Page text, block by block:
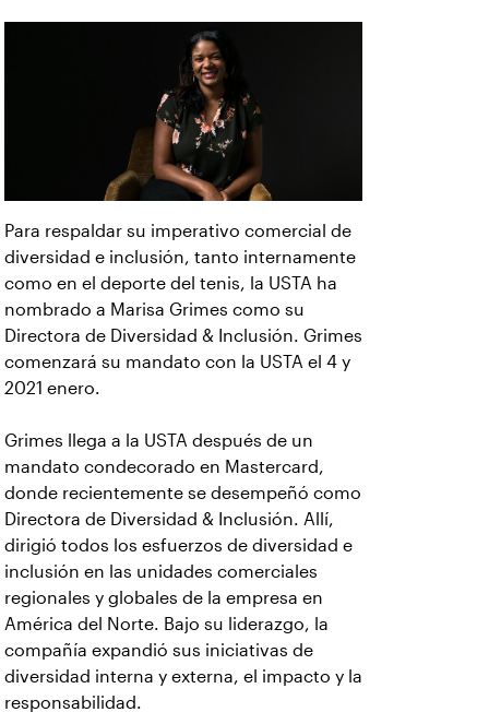
Para respaldar su imperativo comercial de
diversidad e inclusión, tanto internamente
como en el deporte del tenis, la USTA ha
nombrado a Marisa Grimes como su
Directora de Diversidad & Inclusión. Grimes
comenzará su mandato con la USTA el 4 y
2021 enero.
Grimes llega a la USTA después de un
mandato condecorado en Mastercard,
donde recientemente se desempeñó como
Directora de Diversidad & Inclusión. Allí,
dirigió todos los esfuerzos de diversidad e
inclusión en las unidades comerciales
regionales y globales de la empresa en
América del Norte. Bajo su liderazgo, la
compañía expandió sus iniciativas de
diversidad interna y externa, el impacto y la
responsabilidad.